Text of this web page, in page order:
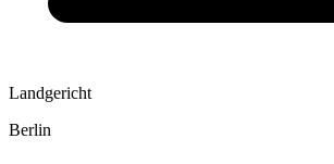
Landgericht
Berlin